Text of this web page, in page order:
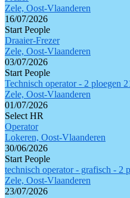
Zele, Oost-Vlaanderen
16/07/2026
Start People
Draaier-Frezer
Zele, Oost-Vlaanderen
03/07/2026
Start People
Technisch operator - 2 ploegen
Zele, Oost-Vlaanderen
01/07/2026
Select HR
Operator
Lokeren, Oost-Vlaanderen
30/06/2026
Start People
technisch operator - grafisch - 2
Zele, Oost-Vlaanderen
23/07/2026